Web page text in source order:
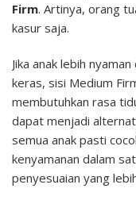
Firm. Artinya, orang
kasur saja.
Jika anak lebih
keras, sisi Medium
membutuhkan rasa
dapat menjadi
semua anak pasti
kenyamanan dalam
penyesuaian yang